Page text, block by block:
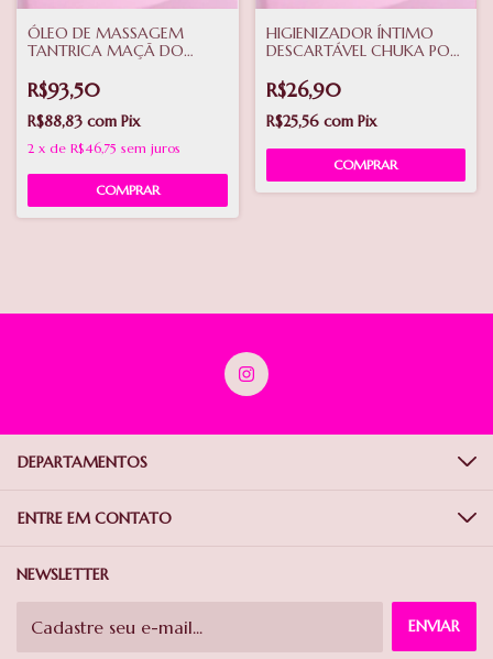
ÓLEO DE MASSAGEM
TANTRICA MAÇÃ DO
R$93,50
R$88,83 com Pix
2 x de R$46,75 sem juros
HIGIENIZADOR ÍNTIMO
DESCARTÁVEL CHUKA POP
R$26,90
R$25,56 com Pix
DEPARTAMENTOS
ENTRE EM CONTATO
NEWSLETTER